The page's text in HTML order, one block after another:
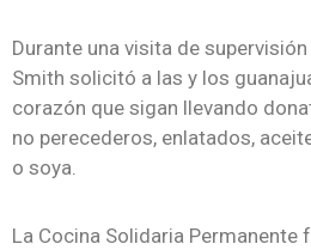
Durante una visita de
Smith solicitó a las y los
corazón que sigan llevando
no perecederos, enlatados,
o soya.
La Cocina Solidaria Permanente